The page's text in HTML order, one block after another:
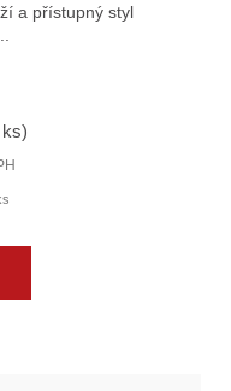
a přístupný styl